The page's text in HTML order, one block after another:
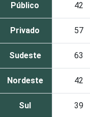
Público 42
Privado 57
Sudeste 63
Nordeste 42
Sul 39